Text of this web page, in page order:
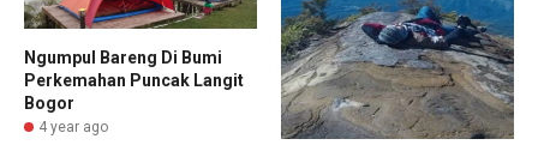
Ngumpul Bareng Di Bumi
Perkemahan Puncak Langit
Bogor
4 year ago